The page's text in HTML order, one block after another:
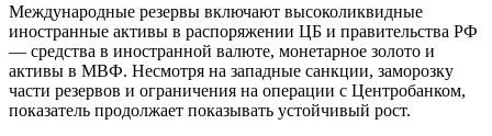
Международные резервы включают высоколиквидные
иностранные активы в распоряжении ЦБ и правительства РФ
— средства в иностранной валюте, монетарное золото и
активы в МВФ. Несмотря на западные санкции, заморозку
части резервов и ограничения на операции с Центробанком,
показатель продолжает показывать устойчивый рост.